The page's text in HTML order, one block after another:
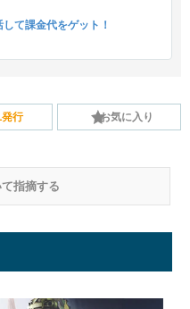
て課金代をゲット！
行 お気に入り
指摘する